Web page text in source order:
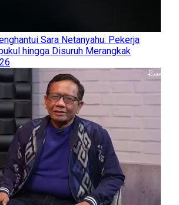
Sara Netanyahu: Pekerja
hingga Disuruh Merangkak